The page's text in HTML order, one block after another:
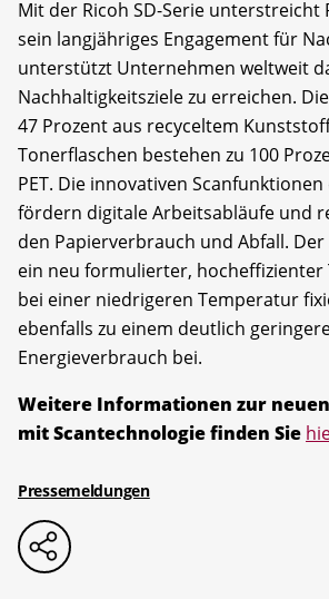
Mit der Ricoh SD-Serie unterstreicht
sein langjähriges Engagement für
unterstützt Unternehmen weltweit
Nachhaltigkeitsziele zu erreichen.
47 Prozent aus recyceltem
Tonerflaschen bestehen zu 100
PET. Die innovativen Scanfunktionen
fördern digitale Arbeitsabläufe und
den Papierverbrauch und Abfall. Der
ein neu formulierter, hocheffizienter
bei einer niedrigeren Temperatur
ebenfalls zu einem deutlich
Energieverbrauch bei.
Weitere Informationen zur neuen
mit Scantechnologie finden Sie
Pressemeldungen